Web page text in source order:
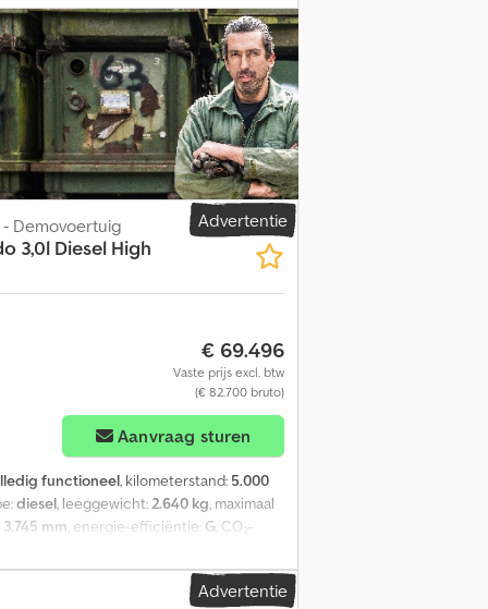
cruise control, elektronisch
parkeersensoren,
6,2 l, V8, MY26 Comfort: - 3-zone
- Hill-hold-functie - Parkeersensoren
- Elektrisch verstelbare
- Leder interieur - Lederen stuurwiel
dak - Regensensor - Schuifdak
stop-automaat - Neerklapbare
Boordcomputer - Handsfree bellen -
- Audiosysteem - USB Veiligheid: -
- Alarmsysteem - Passagiersairbag -
Hoofdairbag - Bochtenverlichting - LED-
- Zij-airbag -
- Startblokkering - Centrale
Djdpfxoy Izd Tj Acyock - Dakrails
- Schakelflippers -
Advertentie
Demovoertuig
3,0l Diesel High
€ 69.496
Vaste prijs excl. btw
(€ 82.700 bruto)
Aanvraag sturen
functioneel, kilometerstand: 5.000
diesel , leeggewicht: 2.640 kg , maximaal
3.745 mm , energie-efficiëntie: G , CO₂-
automatisch, emissieklasse:Euro 6,
ABS, aanhangwagenkoppeling,Advertentie